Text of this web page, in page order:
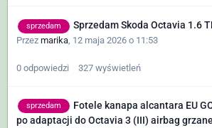
sprzedam Sprzedam Skoda Octavia 1.6
Przez marika 12 maja 2026 o 11:53
0 odpowiedzi 327 wyświetleń
sprzedam
Fotele kanapa alcantara EU
po adaptacji do Octavia 3 (III) airbag